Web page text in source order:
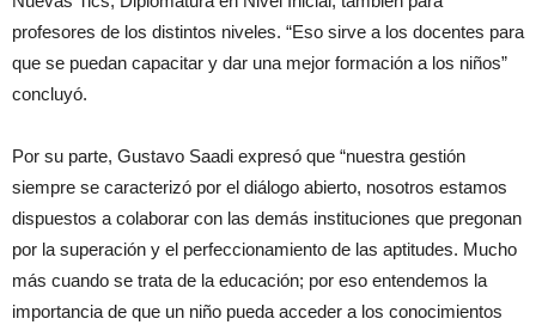
profesores de los distintos niveles. “Eso sirve a los docentes para
que se puedan capacitar y dar una mejor formación a los niños”
concluyó.
Por su parte, Gustavo Saadi expresó que “nuestra gestión
siempre se caracterizó por el diálogo abierto, nosotros estamos
dispuestos a colaborar con las demás instituciones que pregonan
por la superación y el perfeccionamiento de las aptitudes. Mucho
más cuando se trata de la educación; por eso entendemos la
importancia de que un niño pueda acceder a los conocimientos